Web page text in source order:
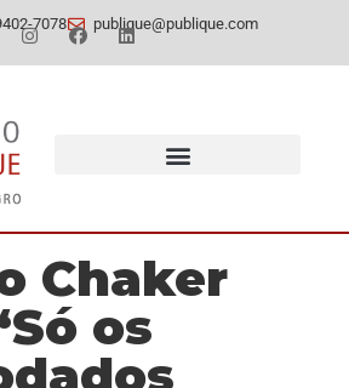
7078 publique@publique.com
Chaker
os